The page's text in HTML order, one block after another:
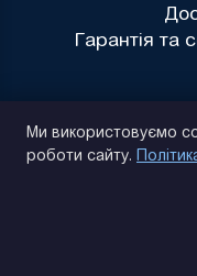
Гарантія та
Ми використовуємо
роботи сайту.